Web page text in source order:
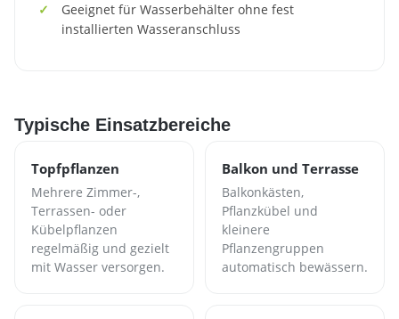
Geeignet für Wasserbehälter ohne fest
installierten Wasseranschluss
Typische Einsatzbereiche
Topfpflanzen
Mehrere Zimmer-,
Terrassen- oder
Kübelpflanzen
regelmäßig und gezielt
mit Wasser versorgen.
Balkon und Terrasse
Balkonkästen,
Pflanzkübel und
kleinere
Pflanzengruppen
automatisch bewässern.